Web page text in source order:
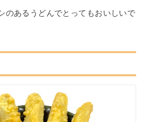
のあるうどんでとってもおいしいで